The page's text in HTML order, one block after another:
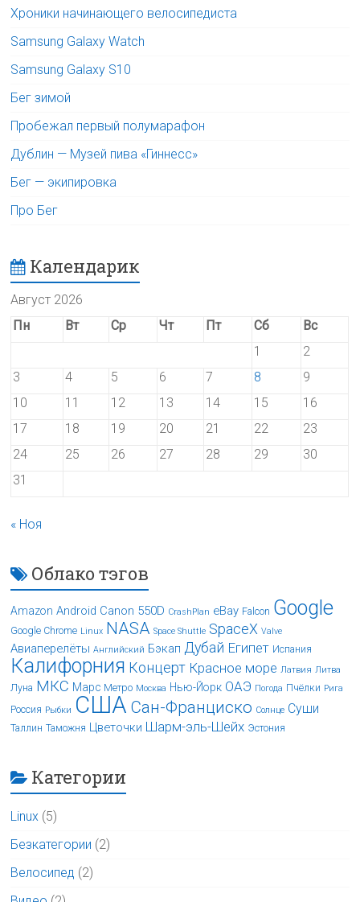
Хроники начинающего велосипедиста
Samsung Galaxy Watch
Samsung Galaxy S10
Бег зимой
Пробежал первый полумарафон
Дублин — Музей пива «Гиннесс»
Бег — экипировка
Про Бег
Календарик
Август 2026
Пн
Вт Ср Чт Пт Сб
Вс
1
2
3
4 5 6 7 8
9
10
11 12 13 14 15
16
17
18 19 20 21 22
23
24
25 26 27 28 29
30
31
« Ноя
Облако тэгов
Amazon Android Canon 550D CrashPlan eBay Falcon Google
Google Chrome Linux NASA Space Shuttle SpaceX Valve
Авиаперелёты Английский Бэкап Дубай Египет Испания
Калифорния Концерт Красное море Латвия Литва
Луна МКС Марс Метро Москва Нью-Йорк ОАЭ Погода Пчёлки Рига
Россия Рыбки США Сан-Франциско Солнце Суши
Таллин Таможня Цветочки Шарм-эль-Шейх Эстония
Категории
Linux (5)
Безкатегории (2)
Велосипед (2)